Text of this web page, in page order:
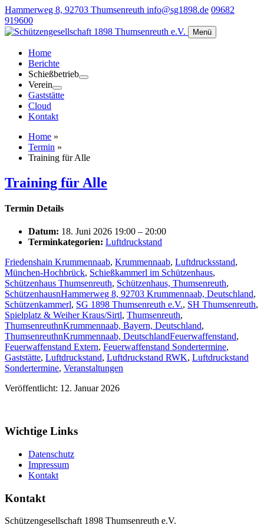
Hammerweg 8, 92703 Thumsenreuth info@sg1898.de 09682
919600
Menü
Home
Berichte
Schießbetrieb
Verein
Gaststätte
Cloud
Kontakt
Home »
Termin »
Training für Alle
Training für Alle
Termin Details
Datum: 18. Juni 2026 19:00 – 20:00
Terminkategorien: Luftdruckstand
Friedenshain Krummennaab, Krummennaab, Luftdrucksstand,
München-Hochbrück, Schießkammerl im Schützenhaus,
Schützenhaus Thumsenreuth, Schützenhaus, Thumsenreuth,
SchützenhausnHammerweg 8, 92703 Krummennaab, Deutschland,
Schützenkammerl, SG 1898 Thumsenreuth e.V., SH Thumsenreuth,
Spielplatz & Weiher Kraus/Sirtl, Thumsenreuth,
ThumsenreuthnKrummennaab, Bayern, Deutschland,
ThumsenreuthnKrummennaab, DeutschlandFeuerwaffenstand,
Feuerwaffenstand Extern, Feuerwaffenstand Sondertermine,
Gaststätte, Luftdruckstand, Luftdruckstand RWK, Luftdruckstand
Sondertermine, Veranstaltungen
Veröffentlicht: 12. Januar 2026
Wichtige Links
Datenschutz
Impressum
Kontakt
Kontakt
Schützengesellschaft 1898 Thumsenreuth e.V.